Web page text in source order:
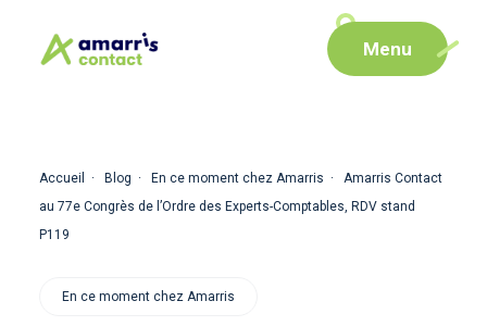
au
contenu
Menu
Accueil Blog En ce moment chez Amarris
Amarris Contact
au 77e Congrès de l’Ordre des Experts-Comptables, RDV stand
P119
En ce moment chez Amarris